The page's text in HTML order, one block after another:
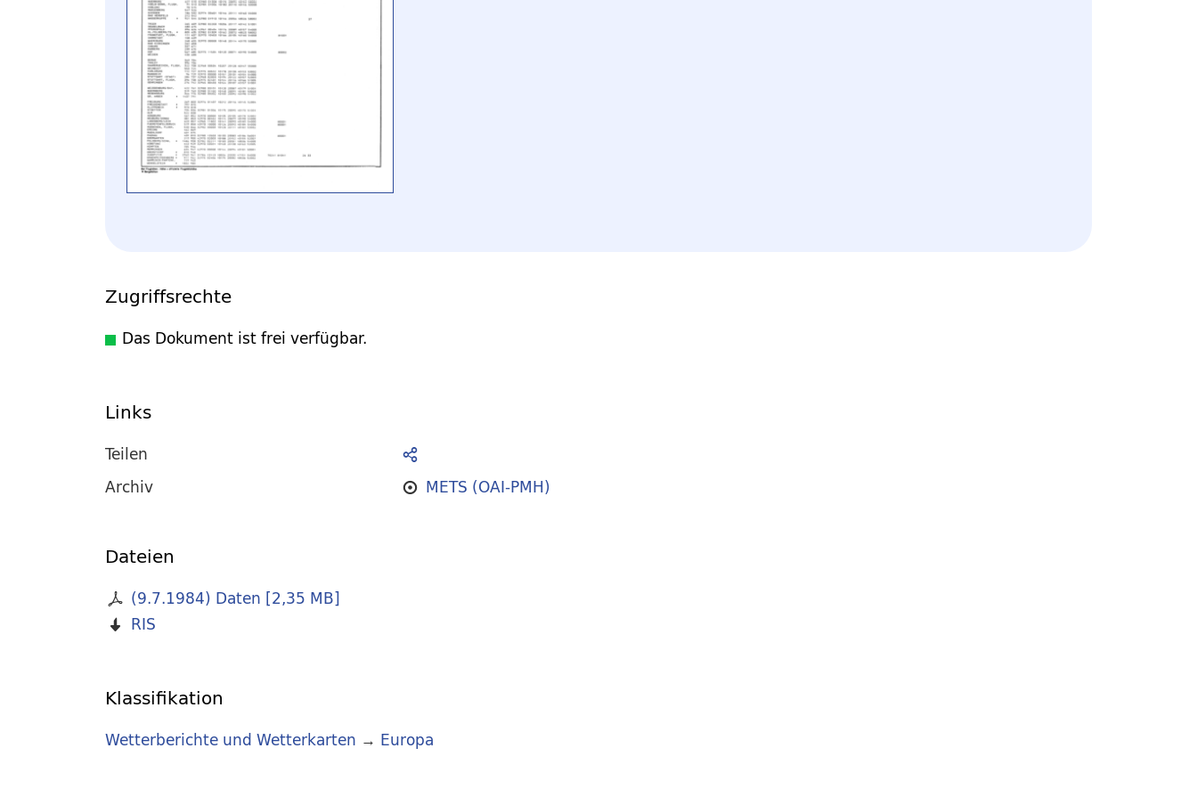
Zugriffsrechte
Das Dokument ist frei verfügbar.
Links
Teilen
Archiv
METS (OAI-PMH)
Dateien
(9.7.1984) Daten [2,35 MB]
RIS
Klassifikation
Wetterberichte und Wetterkarten → Europa